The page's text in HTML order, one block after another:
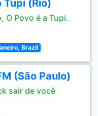
Tupi (Rio)
O Povo é a Tupi.
Brazil
(São Paulo)
sair de você